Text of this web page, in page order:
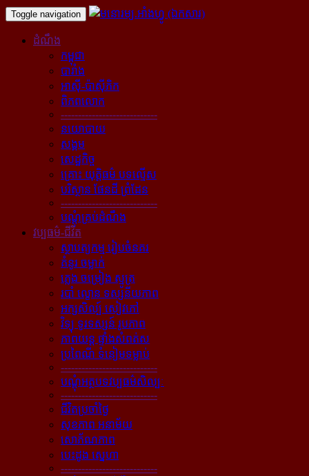
Toggle navigation
ដំណឹង
កម្ពុជា
បារាំង
អាស៊ី-ប៉ាស៊ីភិក
ពិភពលោក
----------------------------
នយោបាយ
សង្គម
សេដ្ឋកិច្ច
គ្រោះ យុត្តិធម៌ បទល្មើស
បរិស្ថាន ផែនដី ព្រំដែន
----------------------------
បណ្ដុំគ្រប់ដំណឹង
វប្បធម៌-ជីវិត
ស្ថាបត្យកម្ម រៀបចំនគរ
គំនូរ ចម្លាក់
ភ្លេង ចម្រៀង ស្មូត្រ
របាំ ល្ខោន ទស្សនីយភាព
អក្សសិល្ប៍ សៀវភៅ
វិទ្យុ ទូរទស្សន៍ រូបភាព
ភាពយន្ដ ផ្ទាំងសំពត់ស
ប្រពៃណី ទំនៀមទម្លាប់
----------------------------
បណ្ដុំអត្ថបទវប្បធម៌សិល្បៈ
----------------------------
ជីវិតប្រចាំថ្ងៃ
សុខភាព អនាម័យ
សោភ័ណភាព
បេះដូង ស្នេហា
----------------------------